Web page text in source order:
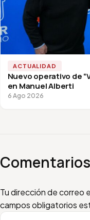
ACTUALIDAD
Nuevo operativo de
en Manuel Alberti
6 Ago 2026
Tu dirección de correo
campos obligatorios
Escribí tu comentario
Nombre
Email